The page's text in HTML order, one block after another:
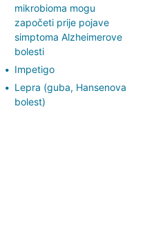
mikrobioma mogu
započeti prije pojave
simptoma Alzheimerove
bolesti
Impetigo
Lepra (guba, Hansenova
bolest)